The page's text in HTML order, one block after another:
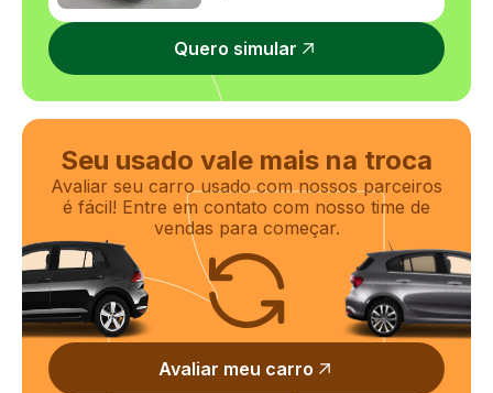
Quero simular
Seu usado vale mais na troca
Avaliar seu carro usado com nossos parceiros
é fácil! Entre em contato com nosso time de
vendas para começar.
Avaliar meu carro